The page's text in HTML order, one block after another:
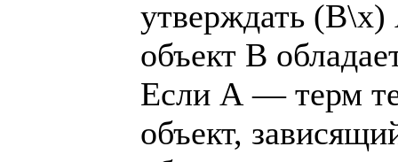
утверждать (В\х)
объект В
Если А — терм
объект,